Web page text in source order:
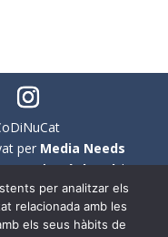
per Media Needs
|Avís legal|
l'ús no sexista del
per analitzar els
relacionada amb les
els seus hàbits de